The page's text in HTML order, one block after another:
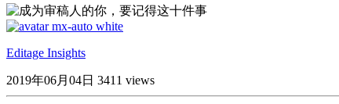
Editage Insights
2019年06月04日 3411 views